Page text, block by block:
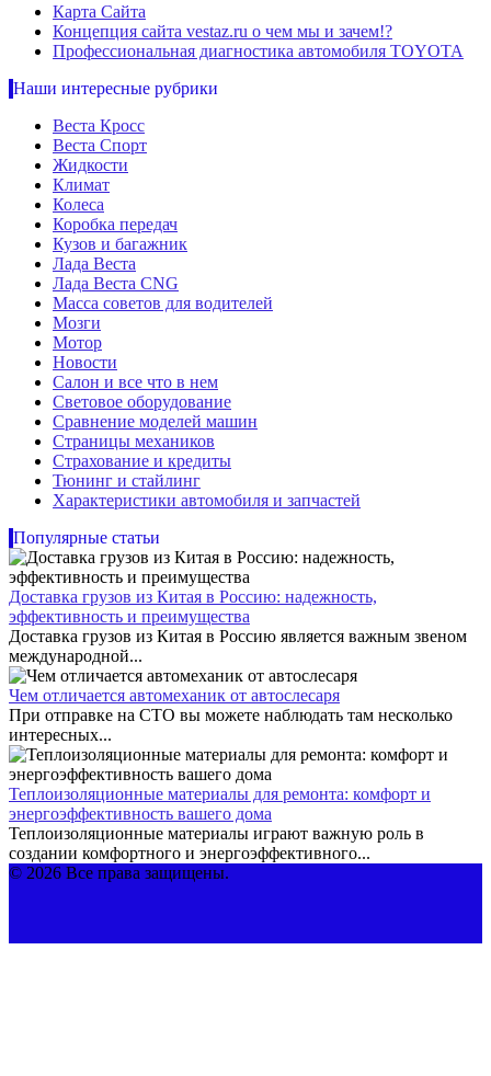
Карта Сайта
Концепция сайта vestaz.ru о чем мы и зачем!?
Профессиональная диагностика автомобиля TOYOTA
Наши интересные рубрики
Веста Кросс
Веста Спорт
Жидкости
Климат
Колеса
Коробка передач
Кузов и багажник
Лада Веста
Лада Веста CNG
Масса советов для водителей
Мозги
Мотор
Новости
Салон и все что в нем
Световое оборудование
Сравнение моделей машин
Страницы механиков
Страхование и кредиты
Тюнинг и стайлинг
Характеристики автомобиля и запчастей
Популярные статьи
Доставка грузов из Китая в Россию: надежность,
эффективность и преимущества
Доставка грузов из Китая в Россию является важным звеном
международной...
Чем отличается автомеханик от автослесаря
При отправке на СТО вы можете наблюдать там несколько
интересных...
Теплоизоляционные материалы для ремонта: комфорт и
энергоэффективность вашего дома
Теплоизоляционные материалы играют важную роль в
создании комфортного и энергоэффективного...
© 2026 Все права защищены.